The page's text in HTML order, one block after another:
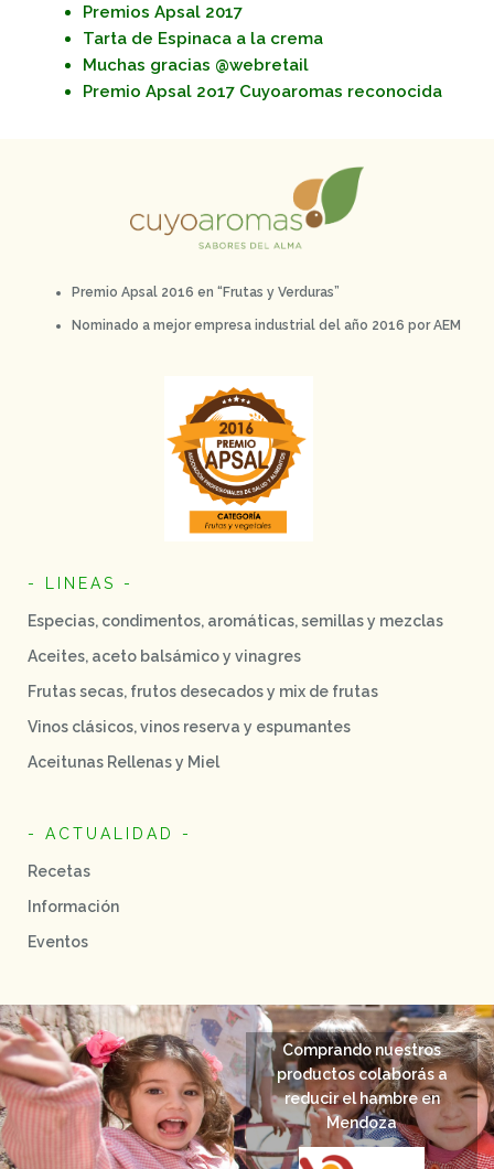
Premios Apsal 2017
Tarta de Espinaca a la crema
Muchas gracias @webretail
Premio Apsal 2o17 Cuyoaromas reconocida
Premio Apsal 2016 en “Frutas y Verduras”
Nominado a mejor empresa industrial del año 2016 por AEM
- LINEAS -
Especias, condimentos, aromáticas, semillas y mezclas
Aceites, aceto balsámico y vinagres
Frutas secas, frutos desecados y mix de frutas
Vinos clásicos, vinos reserva y espumantes
Aceitunas Rellenas y Miel
- ACTUALIDAD -
Recetas
Información
Eventos
Comprando nuestros
productos colaborás a
reducir el hambre en
Mendoza